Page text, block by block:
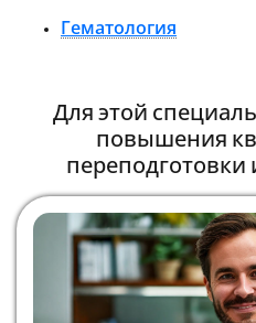
Гематология
Для этой
повышения
переподготовки